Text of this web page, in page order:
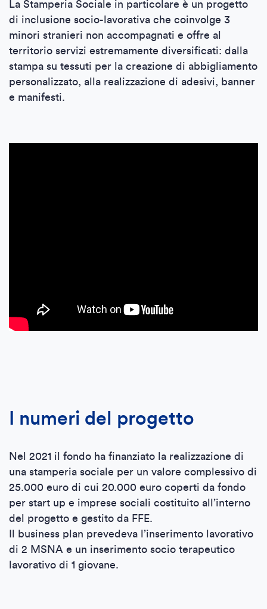
La Stamperia Sociale in particolare è un progetto
di inclusione socio-lavorativa che coinvolge 3
minori stranieri non accompagnati e offre al
territorio servizi estremamente diversificati: dalla
stampa su tessuti per la creazione di abbigliamento
personalizzato, alla realizzazione di adesivi, banner
e manifesti.
I numeri del progetto
Nel 2021 il fondo ha finanziato la realizzazione di
una stamperia sociale per un valore complessivo di
25.000 euro di cui 20.000 euro coperti da fondo
per start up e imprese sociali costituito all’interno
del progetto e gestito da FFE.
Il business plan prevedeva l’inserimento lavorativo
di 2 MSNA e un inserimento socio terapeutico
lavorativo di 1 giovane.